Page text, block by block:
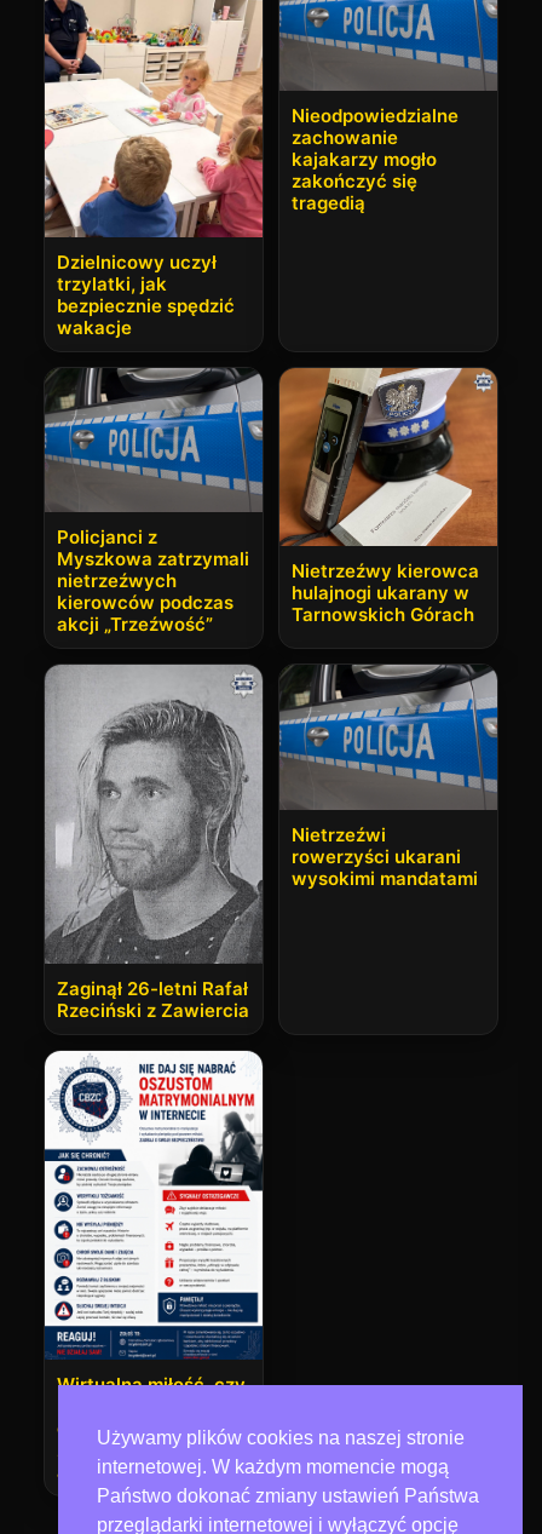
Używamy plików cookies na naszej stronie
internetowej. W każdym momencie mogą
Państwo dokonać zmiany ustawień Państwa
przeglądarki internetowej i wyłączyć opcję
Dzielnicowy uczył
trzylatki, jak
bezpiecznie spędzić
wakacje
Nieodpowiedzialne
zachowanie
kajakarzy mogło
zakończyć się
tragedią
Policjanci z
Myszkowa zatrzymali
nietrzeźwych
kierowców podczas
akcji „Trzeźwość”
Nietrzeźwy kierowca
hulajnogi ukarany w
Tarnowskich Górach
Zaginął 26-letni Rafał
Rzeciński z Zawiercia
Nietrzeźwi
rowerzyści ukarani
wysokimi mandatami
Wirtualna miłość, czy
oszustwo? Nie daj się
zwieść internetowym
amantom!